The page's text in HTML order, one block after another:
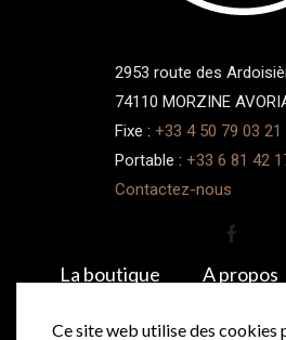
Ce site web utilise des
2953 route des
74110 MORZINE
Fixe : +33 4 50 79 03 21
Portable : +33 6 81 42
Contactez-nous
La boutique A propos